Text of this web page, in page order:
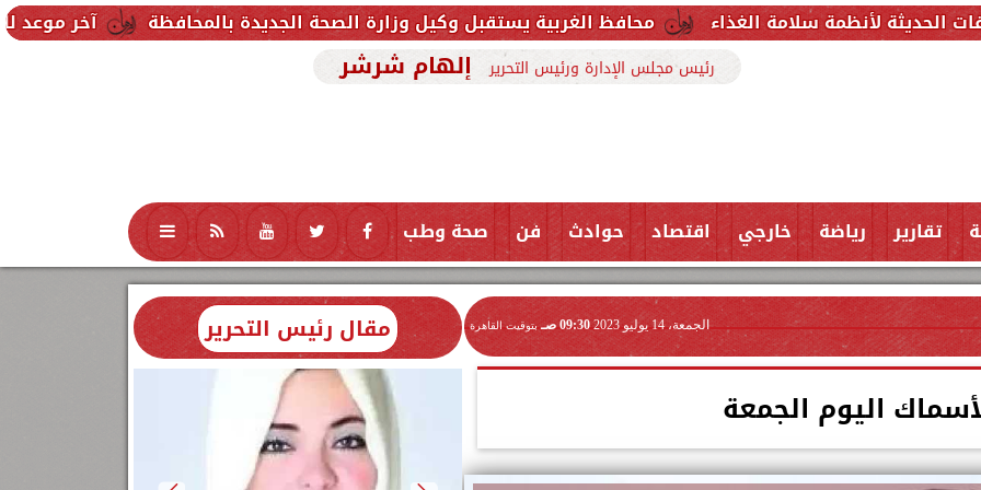
آخر موعد للتقديم في مدارس STEM 2026.. التعليم تحدد موعد اختبارات القبول محافظ الغربية يستقبل وكيل وزارة الصحة الجديدة بالمحافظة الغذاء
رئيس مجلس الإدارة ورئيس التحرير إلهام شرشر
تقارير رياضة خارجي اقتصاد حوادث فن صحة وطب تكنولوجيا منوعات محافظات
الجمعة، 14 يوليو 2023 09:30 صـ بتوقيت القاهرة
اليوم الجمعة
مقال رئيس التحرير